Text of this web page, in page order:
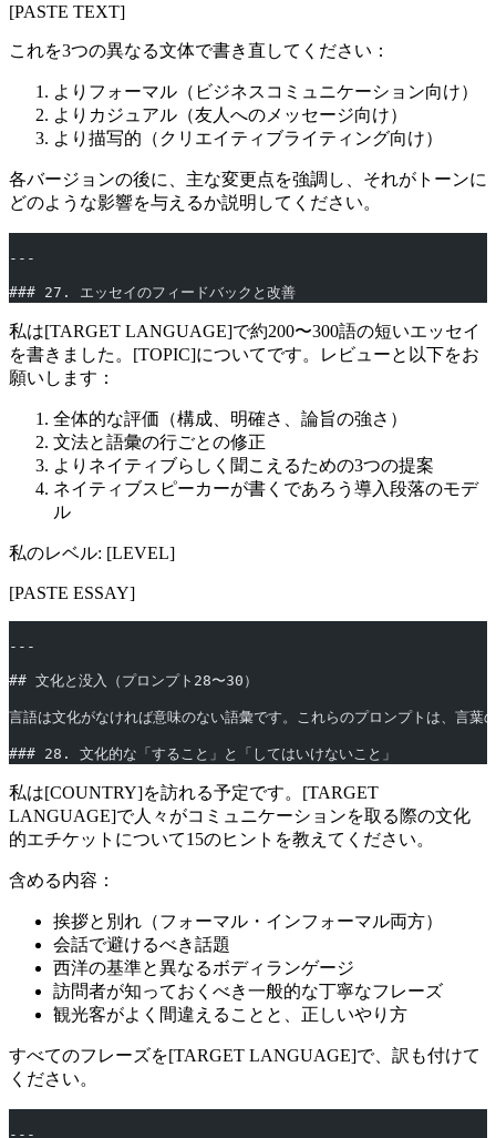
[PASTE TEXT]
これを3つの異なる文体で書き直してください：
よりフォーマル（ビジネスコミュニケーション向け）
よりカジュアル（友人へのメッセージ向け）
より描写的（クリエイティブライティング向け）
各バージョンの後に、主な変更点を強調し、それがトーンに
どのような影響を与えるか説明してください。
---
### 27. エッセイのフィードバックと改善
私は[TARGET LANGUAGE]で約200〜300語の短いエッセイ
を書きました。[TOPIC]についてです。レビューと以下をお
願いします：
全体的な評価（構成、明確さ、論旨の強さ）
文法と語彙の行ごとの修正
よりネイティブらしく聞こえるための3つの提案
ネイティブスピーカーが書くであろう導入段落のモデ
ル
私のレベル: [LEVEL]
[PASTE ESSAY]
---
## 文化と没入（プロンプト28〜30）
言語は文化がなければ意味のない語彙です。これらのプロンプトは、言葉
### 28. 文化的な「すること」と「してはいけないこと」
私は[COUNTRY]を訪れる予定です。[TARGET
LANGUAGE]で人々がコミュニケーションを取る際の文化
的エチケットについて15のヒントを教えてください。
含める内容：
挨拶と別れ（フォーマル・インフォーマル両方）
会話で避けるべき話題
西洋の基準と異なるボディランゲージ
訪問者が知っておくべき一般的な丁寧なフレーズ
観光客がよく間違えることと、正しいやり方
すべてのフレーズを[TARGET LANGUAGE]で、訳も付けて
ください。
---